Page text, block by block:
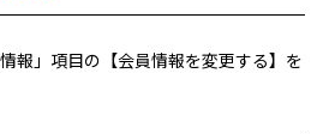
報」項目の【会員情報を変更する】を